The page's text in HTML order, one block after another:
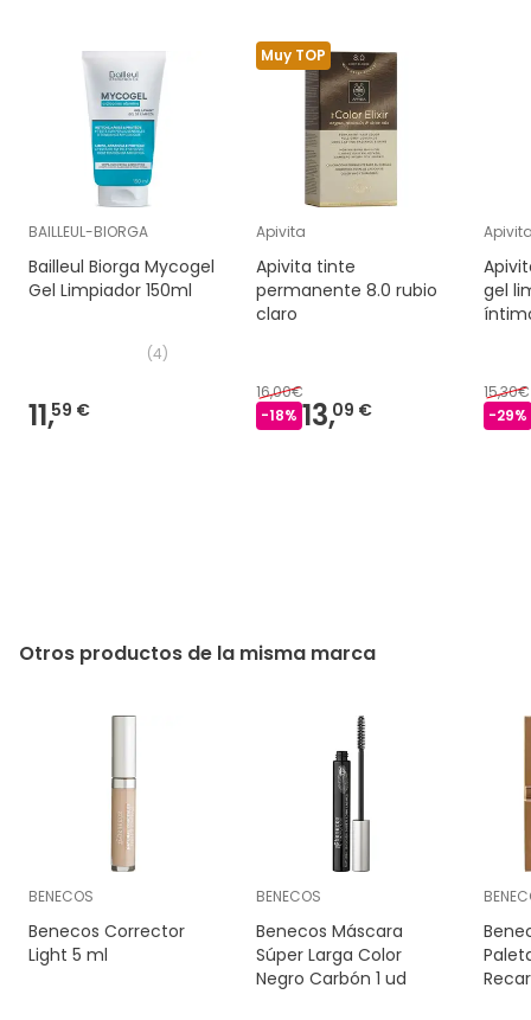
BAILLEUL-BIORGA
Bailleul Biorga Mycogel
Gel Limpiador 150ml
(4)
11,59 €
Muy TOP
Apivita
Apivita tinte
permanente 8.0 rubio
claro
16,00€
-18% 13,09 €
gel
15,30€
-29%
Otros productos de la misma marca
BENECOS
Benecos Corrector
Light 5 ml
BENECOS
Benecos Máscara
Súper Larga Color
Negro Carbón 1 ud